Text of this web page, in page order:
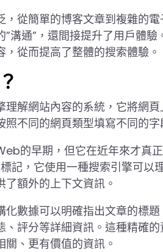
從簡單的博客文章到複雜的
溝通”，還間接提升了用戶體
從而提高了整體的搜索體驗。
解網站內容的系統，它將網
不同的網頁類型填寫不同的字
的早期，但它在近年來才真
記，它使用一種搜索引擎可
額外的上下文資訊。
數據可以明確指出文章的標
評分等詳細資訊。這種精確
、更有價值的資訊。